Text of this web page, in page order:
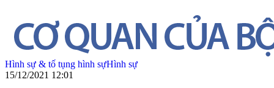
Hình sự & tố tụng hình sựHình sự
15/12/2021 12:01